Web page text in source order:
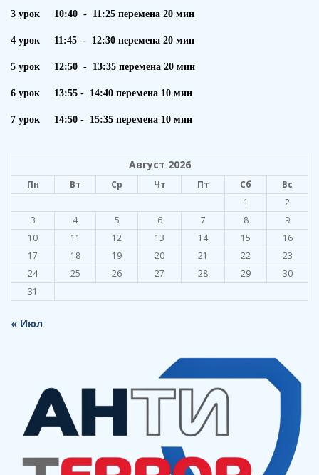
3 урок 10:40 - 11:25 перемена 20 мин
4 урок 11:45 - 12:30 перемена 20 мин
5 урок 12:50 - 13:35 перемена 20 мин
6 урок 13:55 - 14:40 перемена 10 мин
7 урок 14:50 - 15:35 перемена 10 мин
Август 2026
Пн Вт Ср Чт Пт Сб
Вс
1
2
3
4 5 6 7 8
9
10
11 12 13 14 15
16
17
18 19 20 21 22
23
24
25 26 27 28 29
30
31
« Июл